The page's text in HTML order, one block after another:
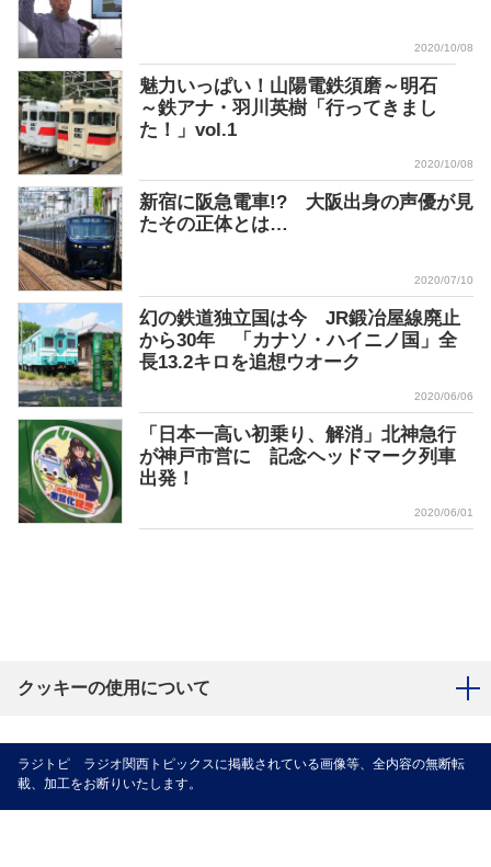
2020/10/08
魅力いっぱい！山陽電鉄須磨～明石
～鉄アナ・羽川英樹「行ってきまし
た！」vol.1
2020/10/08
新宿に阪急電車!? 大阪出身の声優が見
たその正体とは…
2020/07/10
幻の鉄道独立国は今 JR鍛冶屋線廃止
から30年 「カナソ・ハイニノ国」全
長13.2キロを追想ウオーク
2020/06/06
「日本一高い初乗り、解消」北神急行
が神戸市営に 記念ヘッドマーク列車
出発！
2020/06/01
クッキーの使用について
ラジトピ ラジオ関西トピックスに掲載されている画像等、全内容の無断転
載、加工をお断りいたします。